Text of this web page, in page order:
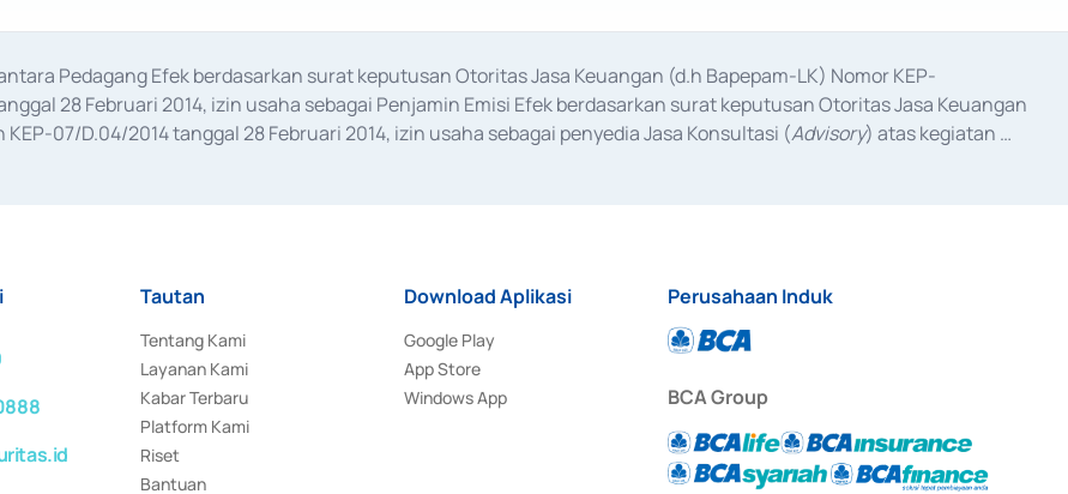
Pedagang Efek berdasarkan surat keputusan Otoritas Jasa Keuangan (d.h Bapepam-LK) Nomor KEP-
28 Februari 2014, izin usaha sebagai Penjamin Emisi Efek berdasarkan surat keputusan Otoritas Jasa Keuangan
07/D.04/2014 tanggal 28 Februari 2014, izin usaha sebagai penyedia Jasa Konsultasi (Advisory) atas kegiatan
Tautan
Tentang Kami
Layanan Kami
Kabar Terbaru
Platform Kami
Riset
Bantuan
Download Aplikasi
Google Play
App Store
Windows App
Perusahaan Induk
BCA Group